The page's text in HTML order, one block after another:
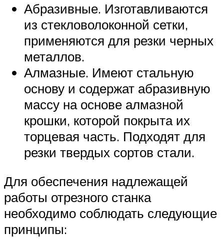
Абразивные. Изготавливаются
из стекловолоконной сетки,
применяются для резки черных
металлов.
Алмазные. Имеют стальную
основу и содержат абразивную
массу на основе алмазной
крошки, которой покрыта их
торцевая часть. Подходят для
резки твердых сортов стали.
Для обеспечения надлежащей
работы отрезного станка
необходимо соблюдать следующие
принципы: